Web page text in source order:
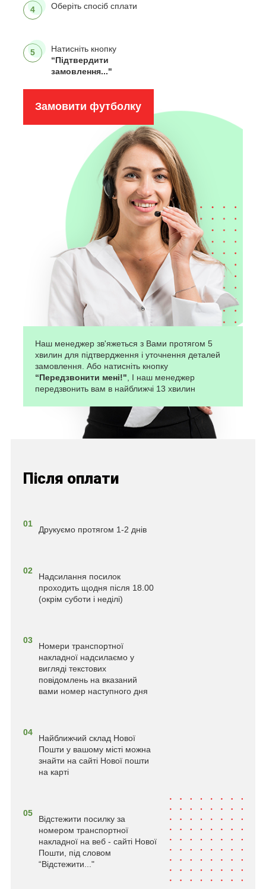
4 Оберіть спосіб сплати
5
Натисніть кнопку
“Підтвердити
замовлення..."
Замовити футболку
Наш менеджер зв'яжеться з Вами протягом 5
хвилин для підтвердження і уточнення деталей
замовлення. Або натисніть кнопку
“Передзвонити мені!", І наш менеджер
передзвонить вам в найближчі 13 хвилин
Після оплати
01
Друкуємо протягом 1-2 днів
02
Надсилання посилок
проходить щодня після 18.00
(окрім суботи і неділі)
03
Номери транспортної
накладної надсилаємо у
вигляді текстових
повідомлень на вказаний
вами номер наступного дня
04
Найближчий склад Нової
Пошти у вашому місті можна
знайти на сайті Нової пошти
на карті
05
Відстежити посилку за
номером транспортної
накладної на веб - сайті Нової
Пошти, під словом
“Відстежити..."